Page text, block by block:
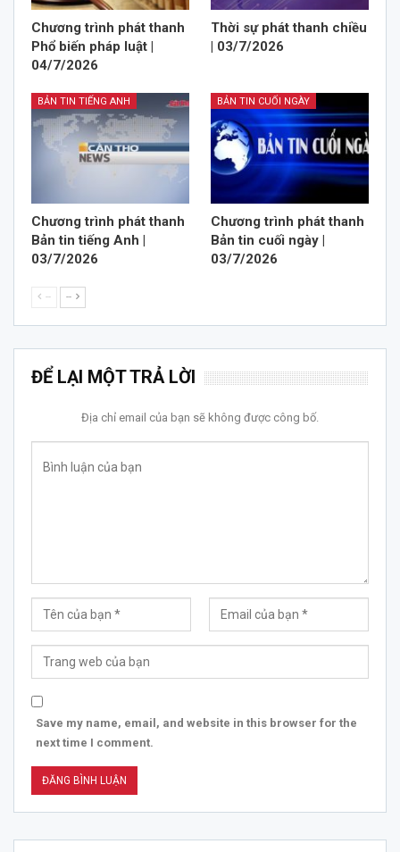
Chương trình phát thanh
Phổ biến pháp luật |
04/7/2026
Thời sự phát thanh chiều
| 03/7/2026
BẢN TIN TIẾNG ANH
Chương trình phát thanh
Bản tin tiếng Anh |
03/7/2026
BẢN TIN CUỐI NGÀY
Chương trình phát thanh
Bản tin cuối ngày |
03/7/2026
-- --
ĐỂ LẠI MỘT TRẢ LỜI
Địa chỉ email của bạn sẽ không được công bố.
Save my name, email, and website in this browser for the
next time I comment.